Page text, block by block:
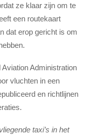
ze klaar zijn om te
een routekaart
dat erop gericht is om
Administration
vluchten in een
en richtlijnen
taxi’s in het